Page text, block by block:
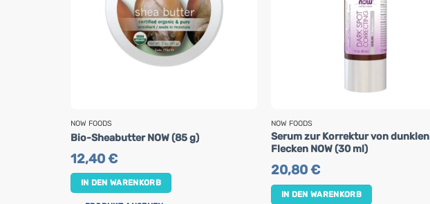
NOW FOODS
Bio-Sheabutter NOW (85 g)
12,40€
IN DEN WARENKORB
NOW FOODS
Serum zur Korrektur von dunklen
Flecken NOW (30 ml)
20,80€
IN DEN WARENKORB